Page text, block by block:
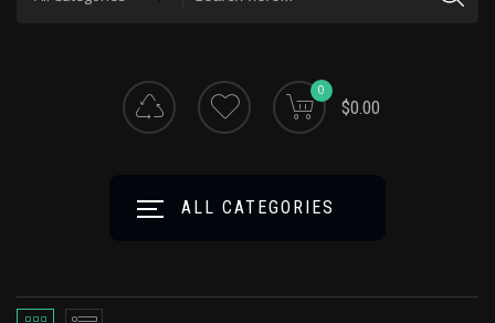
0
$0.00
ALL CATEGORIES